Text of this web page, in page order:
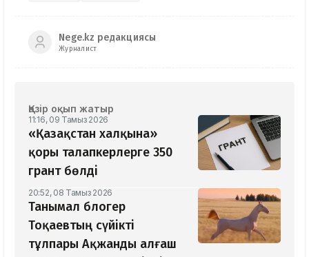
Nege.kz редакциясы
Журналист
Қазір оқып жатыр
11:16, 09 Тамыз 2026
«Қазақстан халқына»
қоры талапкерлерге 350
грант бөлді
20:52, 08 Тамыз 2026
Танымал блогер
Тоқаевтың сүйікті
тұлпары Ақжанды алғаш